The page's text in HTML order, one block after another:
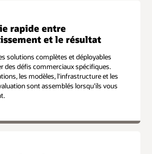
rapide entre
et le résultat
solutions complètes et déployables
des défis commerciaux spécifiques.
les modèles, l'infrastructure et les
sont assemblés lorsqu'ils vous